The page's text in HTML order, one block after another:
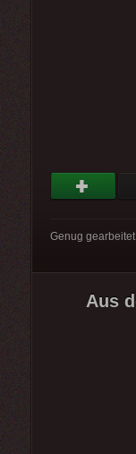
Genug
Aus